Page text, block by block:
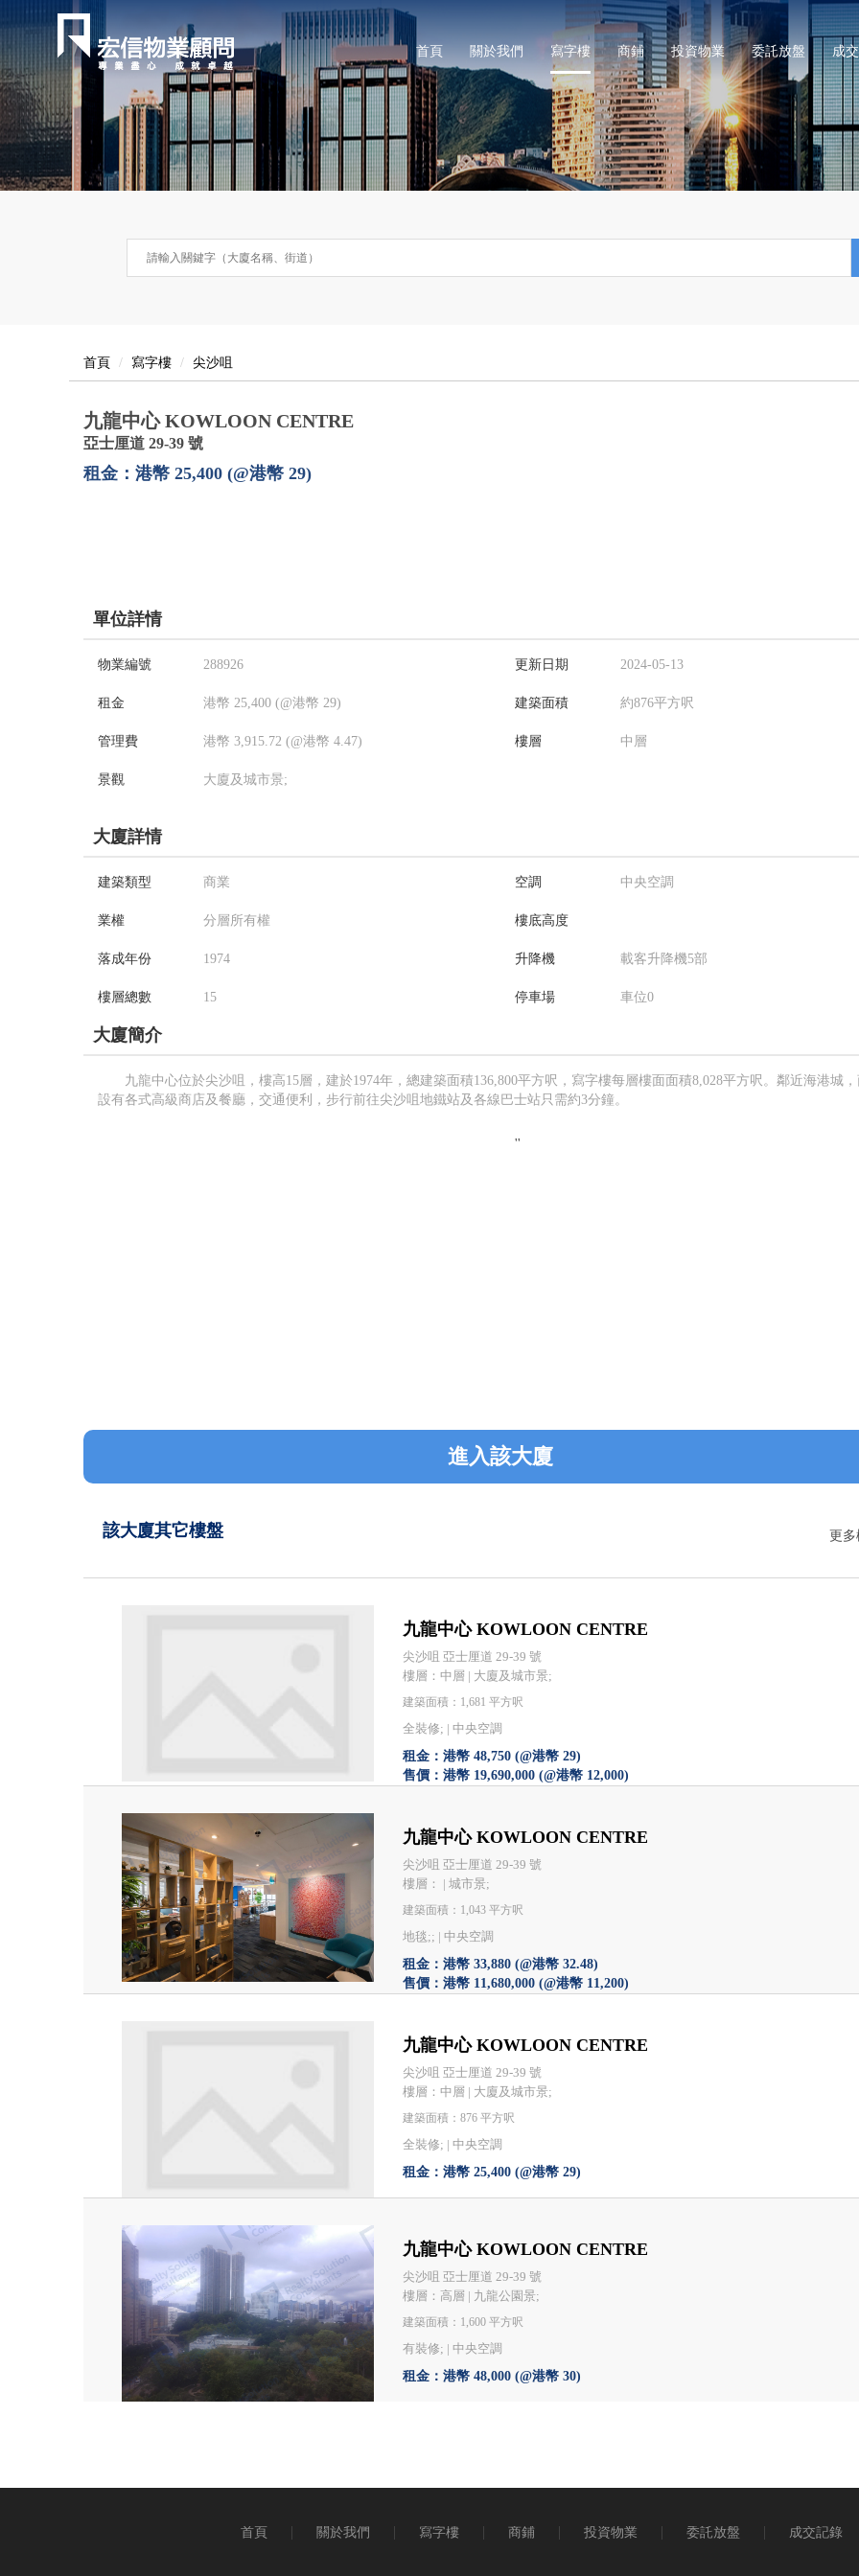
首頁 關於我們 寫字樓 商鋪 投資物業 委託放盤 成
首頁 寫字樓 尖沙咀
九龍中心 KOWLOON CENTRE
亞士厘道 29-39 號
租金：港幣 25,400 (@港幣 29)
單位詳情
物業編號 288926
租金 港幣 25,400 (@港幣 29)
管理費 港幣 3,915.72 (@港幣 4.47)
景觀 大廈及城市景;
更新日期 2024-05-13
建築面積 約876平方呎
樓層 中層
大廈詳情
建築類型 商業
業權 分層所有權
落成年份 1974
樓層總數 15
空調 中央空調
樓底高度
升降機 載客升降機5部
停車場 車位0
大廈簡介
九龍中心位於尖沙咀，樓高15層，建於1974​​年，總建築面積136,800平方呎，寫字樓每層樓面面積8,028平方呎。鄰近海港城
設有各式高級商店及餐廳，交通便利，步行前往尖沙咀地鐵站及各線巴士站只需約3分鐘。
''
進入該大廈
該大廈其它樓盤 更
九龍中心 KOWLOON CENTRE
尖沙咀 亞士厘道 29-39 號
樓層：中層 | 大廈及城市景;
建築面積：1,681 平方呎
全裝修; |中央空調
租金：港幣 48,750 (@港幣 29)
售價：港幣 19,690,000 (@港幣 12,000)
九龍中心 KOWLOON CENTRE
尖沙咀 亞士厘道 29-39 號
樓層： | 城市景;
建築面積：1,043 平方呎
地毯;; |中央空調
租金：港幣 33,880 (@港幣 32.48)
售價：港幣 11,680,000 (@港幣 11,200)
九龍中心 KOWLOON CENTRE
尖沙咀 亞士厘道 29-39 號
樓層：中層 | 大廈及城市景;
建築面積：876 平方呎
全裝修; |中央空調
租金：港幣 25,400 (@港幣 29)
九龍中心 KOWLOON CENTRE
尖沙咀 亞士厘道 29-39 號
樓層：高層 | 九龍公園景;
建築面積：1,600 平方呎
有裝修; |中央空調
租金：港幣 48,000 (@港幣 30)
首頁 關於我們 寫字樓 商鋪 投資物業 委託放盤 成交記錄